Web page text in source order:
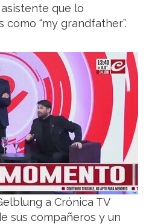
que lo
“my grandfather”.
a Crónica TV
sus compañeros y un